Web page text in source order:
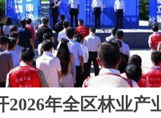
2026年全区林业产